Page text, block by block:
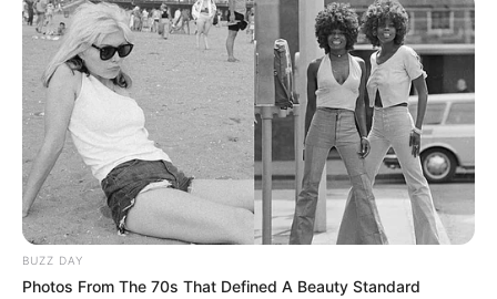
BUZZ DAY
Photos From The 70s That Defined A Beauty Standard